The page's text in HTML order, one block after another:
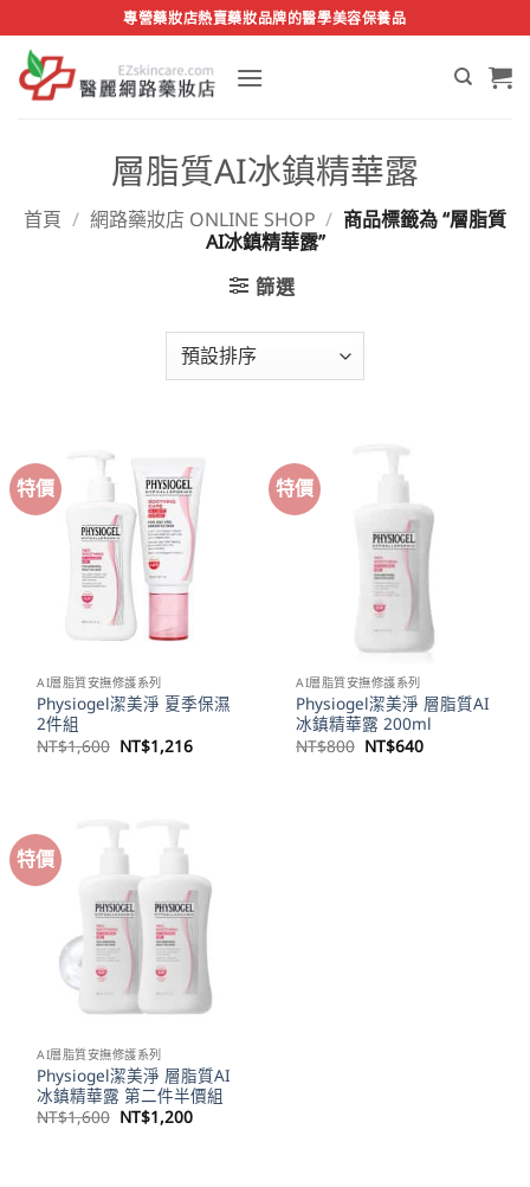
to
content
專營藥妝店熱賣藥妝品牌的醫學美容保養品
層脂質AI冰鎮精華露
首頁 / 網路藥妝店 ONLINE SHOP / 商品標籤為 “層脂質
AI冰鎮精華露”
篩選
特價
AI層脂質安撫修護系列
Physiogel潔美淨 夏季保濕
2件組
NT$1,600 原
始
NT$1,216目
特價
AI層脂質安撫修護系列
Physiogel潔美淨 層脂質AI
冰鎮精華露 200ml
NT$800 原
始
NT$640目
特價
AI層脂質安撫修護系列
Physiogel潔美淨 層脂質AI
冰鎮精華露 第二件半價組
NT$1,600 原
NT$1,200目